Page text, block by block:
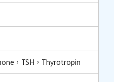
，TSH，Thyrotropin